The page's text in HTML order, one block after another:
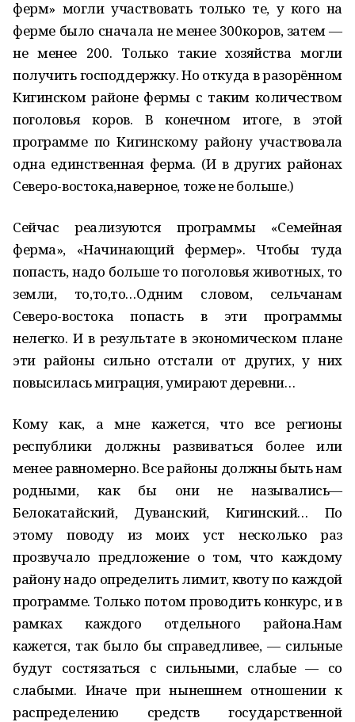
ферм» могли участвовать только те, у кого на
ферме было сначала не менее 300коров, затем —
не менее 200. Только такие хозяйства могли
получить господдержку. Но откуда в разорённом
Кигинском районе фермы с таким количеством
поголовья коров. В конечном итоге, в этой
программе по Кигинскому району участвовала
одна единственная ферма. (И в других районах
Северо-востока,наверное, тоже не больше.)
Сейчас реализуются программы «Семейная
ферма», «Начинающий фермер». Чтобы туда
попасть, надо больше то поголовья животных, то
земли, то,то,то…Одним словом, сельчанам
Северо-востока попасть в эти программы
нелегко. И в результате в экономическом плане
эти районы сильно отстали от других, у них
повысилась миграция, умирают деревни…
Кому как, а мне кажется, что все регионы
республики должны развиваться более или
менее равномерно. Все районы должны быть нам
родными, как бы они не назывались—
Белокатайский, Дуванский, Кигинский… По
этому поводу из моих уст несколько раз
прозвучало предложение о том, что каждому
району надо определить лимит, квоту по каждой
программе. Только потом проводить конкурс, и в
рамках каждого отдельного района.Нам
кажется, так было бы справедливее, — сильные
будут состязаться с сильными, слабые — со
слабыми. Иначе при нынешнем отношении к
распределению средств государственной